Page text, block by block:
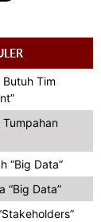
Butuh Tim
Tumpahan
“Big Data”
“Big Data”